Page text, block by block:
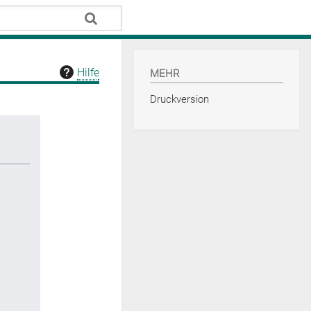
Hilfe MEHR
Druckversion